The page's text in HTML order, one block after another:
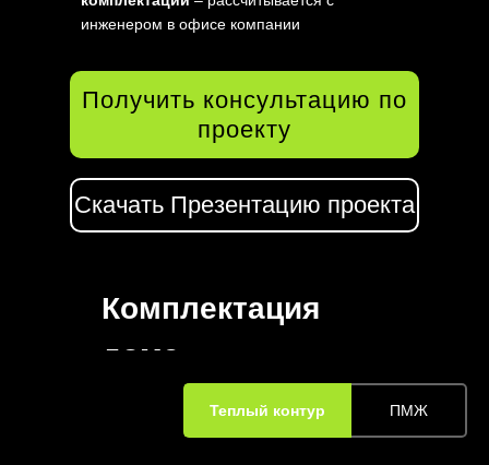
инженером в офисе компании
Получить консультацию по
проекту
Скачать Презентацию проекта
Комплектация
дома
Теплый контур ПМЖ